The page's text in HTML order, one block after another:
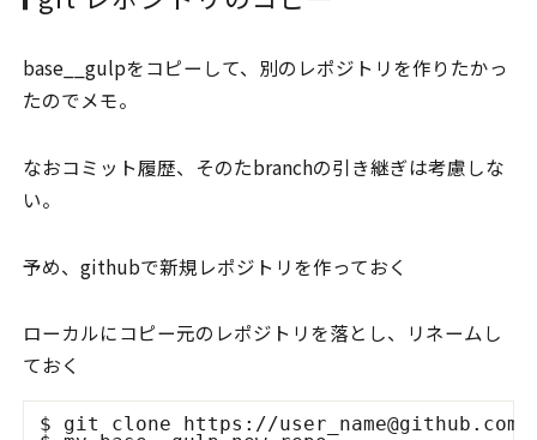
base__gulpをコピーして、別のレポジトリを作りたかっ
たのでメモ。
なおコミット履歴、そのたbranchの引き継ぎは考慮しな
い。
予め、githubで新規レポジトリを作っておく
ローカルにコピー元のレポジトリを落とし、リネームし
ておく
$ git clone https://